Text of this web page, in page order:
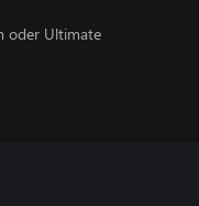
oder Ultimate